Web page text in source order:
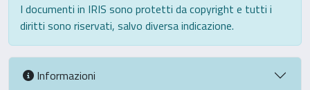
I documenti in IRIS sono protetti da copyright e tutti i
diritti sono riservati, salvo diversa indicazione.
Informazioni